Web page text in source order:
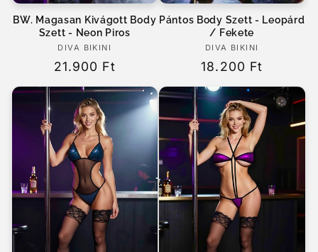
BW. Magasan Kivágott Body
Szett - Neon Piros
Forgalmazó:
DIVA BIKINI
Normál
ár
21.900 Ft
Pántos Body Szett - Leopárd
/ Fekete
Forgalmazó:
DIVA BIKINI
Normál
ár
18.200 Ft